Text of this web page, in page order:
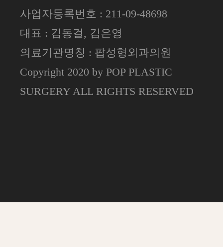
사업자등록번호 : 211-09-48698
대표 : 김동걸, 김은영
의료기관명칭 : 팝성형외과의원
Copyright 2020 by POP PLASTIC
SURGERY ALL RIGHTS RESERVED